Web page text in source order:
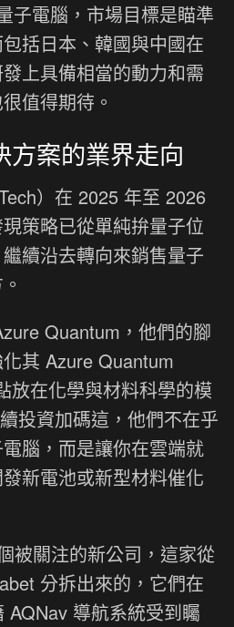
子電腦，市場目標是瞄準
括日本、韓國與中國在
上具備相當的動力和需
值得期待。
方案的業界走向
）在 2025 年至 2026
策略已從單純拚量子位
續沿去轉向來銷售量子
Quantum，他們的腳
其 Azure Quantum
放在化學與材料科學的模
投資加碼這，他們不在乎
腦，而是讓你在雲端就
新電池或新型材料催化
被關注的新公司，這家從
分拆出來的，它們在
AQNav 導航系統受到矚